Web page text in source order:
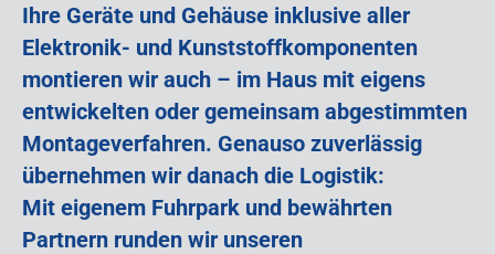
Ihre Geräte und Gehäuse inklusive aller
Elektronik- und Kunststoffkomponenten
montieren wir auch – im Haus mit eigens
entwickelten oder gemeinsam abgestimmten
Montageverfahren. Genauso zuverlässig
übernehmen wir danach die Logistik:
Mit eigenem Fuhrpark und bewährten
Partnern runden wir unseren